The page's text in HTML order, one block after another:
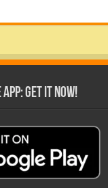
Get it Now!